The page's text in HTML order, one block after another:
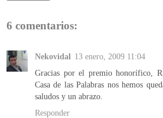
6 comentarios:
Nekovidal 13 enero, 2009 11:04
Gracias por el premio honorífico,
Casa de las Palabras nos hemos
saludos y un abrazo.
Responder